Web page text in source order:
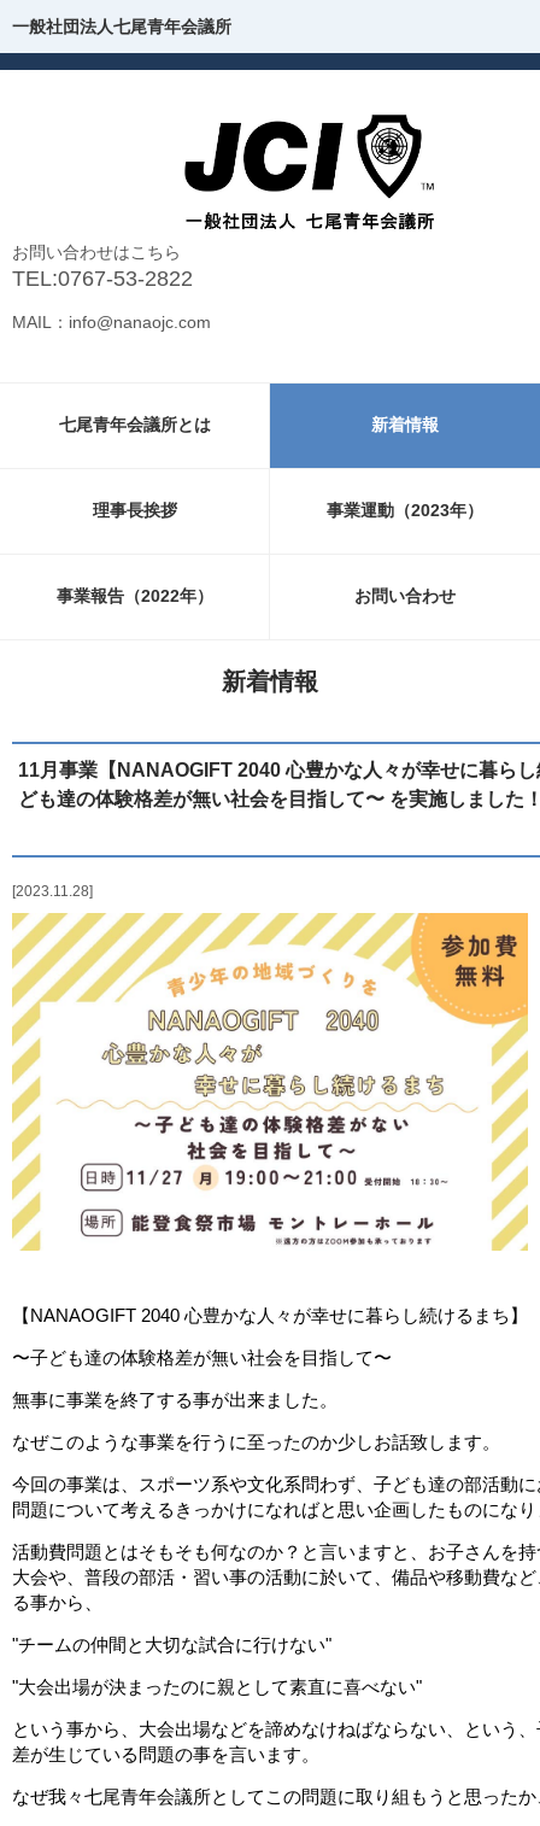
一般社団法人七尾青年会議所
お問い合わせはこちら
TEL:0767-53-2822
MAIL：info@nanaojc.com
組織図
事業運動（2026年）
新型コロナウイルス 支援・情報
七尾青年会議所とは 新着情報
理事長挨拶 事業運動（2023年）
事業報告（2022年） お問い合わせ
新着情報
2023.11.28
11月事業【NANAOGIFT 2040 心豊かな人々が幸せに暮ら
ども達の体験格差が無い社会を目指して〜 を実施しました
【NANAOGIFT 2040 心豊かな人々が幸せに暮らし続けるまち】
〜子ども達の体験格差が無い社会を目指して〜
無事に事業を終了する事が出来ました。
なぜこのような事業を行うに至ったのか少しお話致します。
今回の事業は、スポーツ系や文化系問わず、子ども達の部活動
問題について考えるきっかけになればと思い企画したものにな
活動費問題とはそもそも何なのか？と言いますと、お子さんを
大会や、普段の部活・習い事の活動に於いて、備品や移動費な
る事から、
"チームの仲間と大切な試合に行けない"
"大会出場が決まったのに親として素直に喜べない"
という事から、大会出場などを諦めなけねばならない、という
差が生じている問題の事を言います。
なぜ我々七尾青年会議所としてこの問題に取り組もうと思った